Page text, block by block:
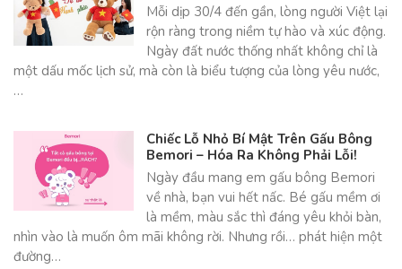
Mỗi dịp 30/4 đến gần, lòng người Việt lại
rộn ràng trong niềm tự hào và xúc động.
Ngày đất nước thống nhất không chỉ là
một dấu mốc lịch sử, mà còn là biểu tượng của lòng yêu nước,
…
Chiếc Lỗ Nhỏ Bí Mật Trên Gấu Bông
Bemori – Hóa Ra Không Phải Lỗi!
Ngày đầu mang em gấu bông Bemori
về nhà, bạn vui hết nấc. Bé gấu mềm ơi
là mềm, màu sắc thì đáng yêu khỏi bàn,
nhìn vào là muốn ôm mãi không rời. Nhưng rồi… phát hiện một
đường…